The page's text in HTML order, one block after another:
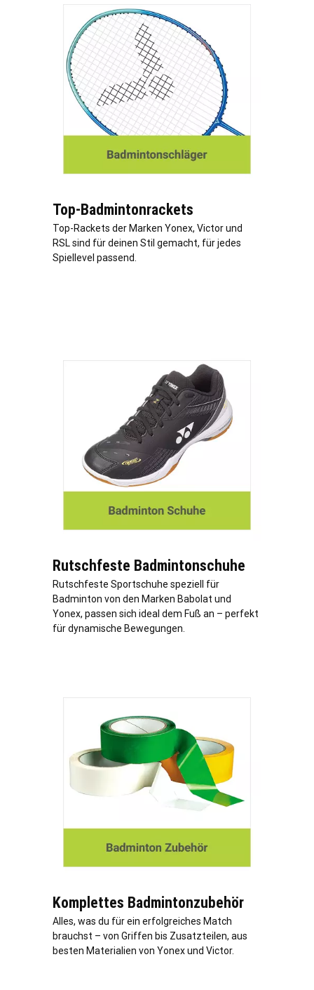
Top-Badmintonrackets
Top-Rackets der Marken Yonex, Victor und
RSL sind für deinen Stil gemacht, für jedes
Spiellevel passend.
Rutschfeste Badmintonschuhe
Rutschfeste Sportschuhe speziell für
Badminton von den Marken Babolat und
Yonex, passen sich ideal dem Fuß an – perfekt
für dynamische Bewegungen.
Komplettes Badmintonzubehör
Alles, was du für ein erfolgreiches Match
brauchst – von Griffen bis Zusatzteilen, aus
besten Materialien von Yonex und Victor.